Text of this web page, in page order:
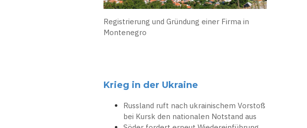
Registrierung und Gründung einer Firma in
Montenegro
Krieg in der Ukraine
Russland ruft nach ukrainischem Vorstoß
bei Kursk den nationalen Notstand aus